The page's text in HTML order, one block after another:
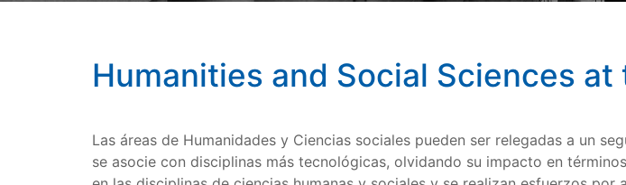
Humanities and Social Sciences at
Las áreas de Humanidades y Ciencias sociales pueden ser relegadas a un
se asocie con disciplinas más tecnológicas, olvidando su impacto en